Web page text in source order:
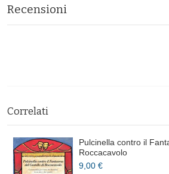
Correlati
Pulcinella contro il
Roccacavolo
9,00 €
Recensioni